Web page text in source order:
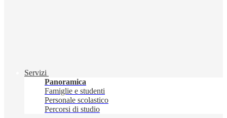
Servizi
Panoramica
Famiglie e studenti
Personale scolastico
Percorsi di studio